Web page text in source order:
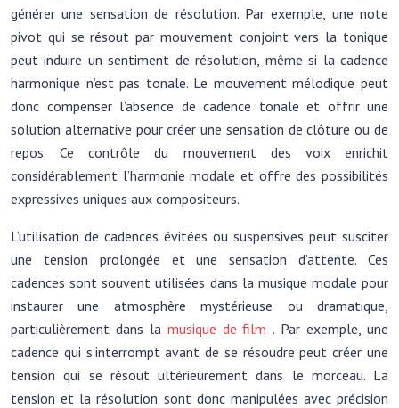
générer une sensation de résolution. Par exemple, une note
pivot qui se résout par mouvement conjoint vers la tonique
peut induire un sentiment de résolution, même si la cadence
harmonique n’est pas tonale. Le mouvement mélodique peut
donc compenser l’absence de cadence tonale et offrir une
solution alternative pour créer une sensation de clôture ou de
repos. Ce contrôle du mouvement des voix enrichit
considérablement l’harmonie modale et offre des possibilités
expressives uniques aux compositeurs.
L’utilisation de cadences évitées ou suspensives peut susciter
une tension prolongée et une sensation d’attente. Ces
cadences sont souvent utilisées dans la musique modale pour
instaurer une atmosphère mystérieuse ou dramatique,
particulièrement dans la musique de film. Par exemple, une
cadence qui s’interrompt avant de se résoudre peut créer une
tension qui se résout ultérieurement dans le morceau. La
tension et la résolution sont donc manipulées avec précision